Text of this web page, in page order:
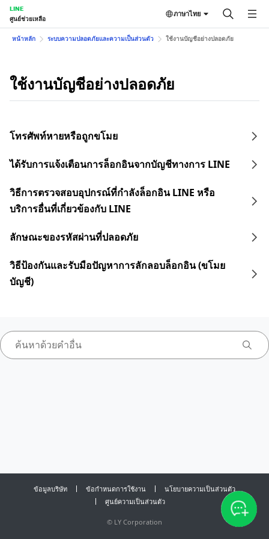
LINE
ศูนย์ช่วยเหลือ
ภาษาไทย
หน้าหลัก ระบบความปลอดภัยและความเป็นส่วนตัว ใช้งานบัญชีอย่างปลอดภัย
ใช้งานบัญชีอย่างปลอดภัย
โทรศัพท์หายหรือถูกขโมย
ได้รับการแจ้งเตือนการล็อกอินจากบัญชีทางการ LINE
วิธีการตรวจสอบอุปกรณ์ที่กำลังล็อกอิน LINE หรือ
บริการอื่นที่เกี่ยวข้องกับ LINE
ลักษณะของรหัสผ่านที่ปลอดภัย
วิธีป้องกันและรับมือปัญหาการลักลอบล็อกอิน (ขโมย
บัญชี)
ข้อมูลบริษัท ข้อกำหนดการใช้งาน
นโยบายความเป็นส่วนตัว
ศูนย์ความเป็นส่วนตัว
© LY Corporation